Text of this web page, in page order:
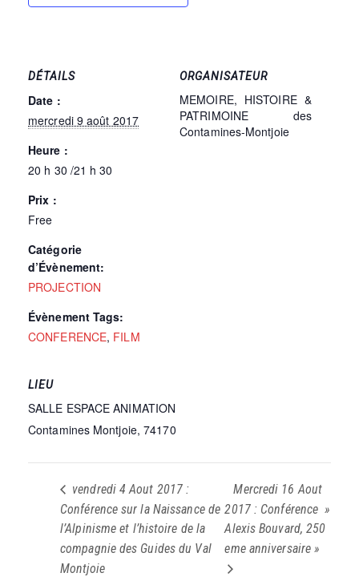
DÉTAILS
Date :
mercredi 9 août 2017
Heure :
20 h 30 /21 h 30
Prix :
Free
Catégorie
d’Évènement:
PROJECTION
Évènement Tags:
CONFERENCE, FILM
LIEU
SALLE ESPACE ANIMATION
Contamines Montjoie, 74170
ORGANISATEUR
MEMOIRE, HISTOIRE &
PATRIMOINE des
Contamines-Montjoie
vendredi 4 Aout 2017 :
Conférence sur la Naissance de
l’Alpinisme et l’histoire de la
compagnie des Guides du Val
Montjoie
Mercredi 16 Aout
2017 : Conférence »
Alexis Bouvard, 250
eme anniversaire »